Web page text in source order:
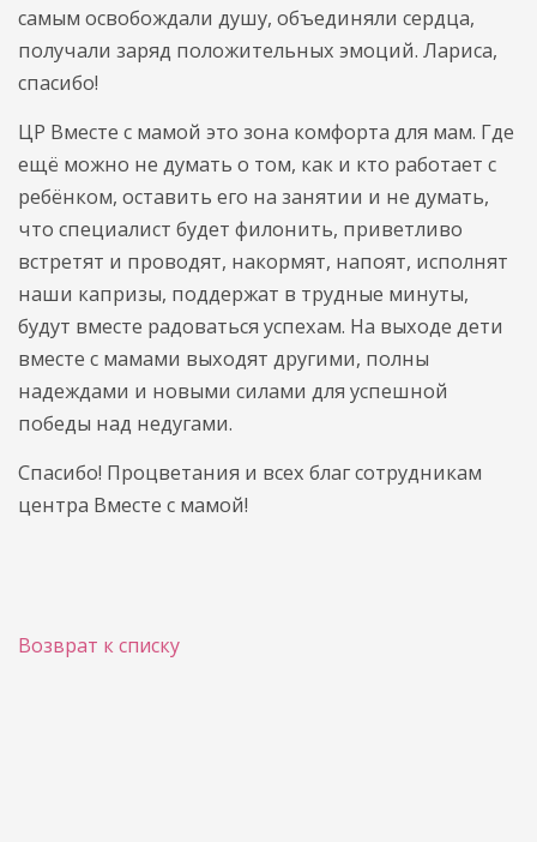
самым освобождали душу, объединяли сердца,
получали заряд положительных эмоций. Лариса,
спасибо!
ЦР Вместе с мамой это зона комфорта для мам. Где
ещё можно не думать о том, как и кто работает с
ребёнком, оставить его на занятии и не думать,
что специалист будет филонить, приветливо
встретят и проводят, накормят, напоят, исполнят
наши капризы, поддержат в трудные минуты,
будут вместе радоваться успехам. На выходе дети
вместе с мамами выходят другими, полны
надеждами и новыми силами для успешной
победы над недугами.
Спасибо! Процветания и всех благ сотрудникам
центра Вместе с мамой!
Возврат к списку